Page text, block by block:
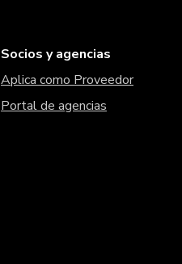
Socios y agencias
Aplica como Proveedor
Portal de agencias